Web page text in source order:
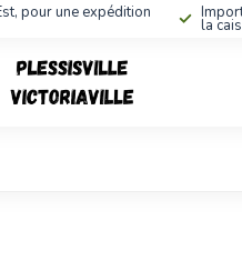
pour une expédition
la